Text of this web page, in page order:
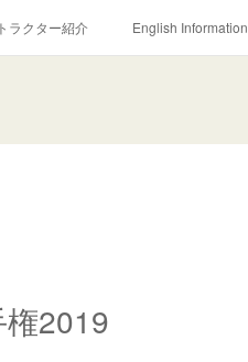
ラクター紹介 English Information
2019